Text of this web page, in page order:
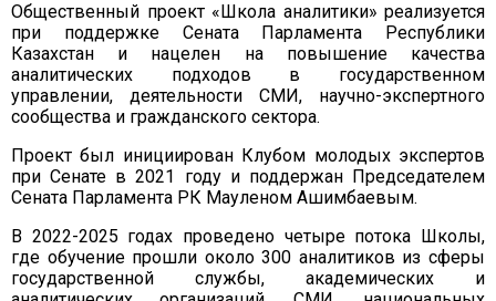
Общественный проект «Школа аналитики» реализуется
при поддержке Сената Парламента Республики
Казахстан и нацелен на повышение качества
аналитических подходов в государственном
управлении, деятельности СМИ, научно-экспертного
сообщества и гражданского сектора.
Проект был инициирован Клубом молодых экспертов
при Сенате в 2021 году и поддержан Председателем
Сената Парламента РК Мауленом Ашимбаевым.
В 2022-2025 годах проведено четыре потока Школы,
где обучение прошли около 300 аналитиков из сферы
государственной службы, академических и